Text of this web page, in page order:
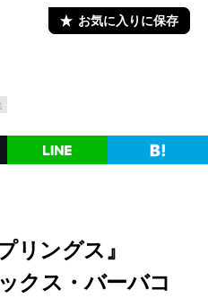
お気に入りに保存
リングス』
クス・バーバコ